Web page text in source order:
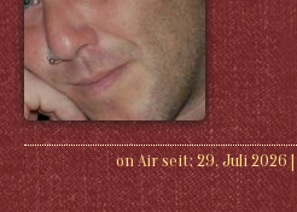
on Air seit: 29. Juli 2026 |